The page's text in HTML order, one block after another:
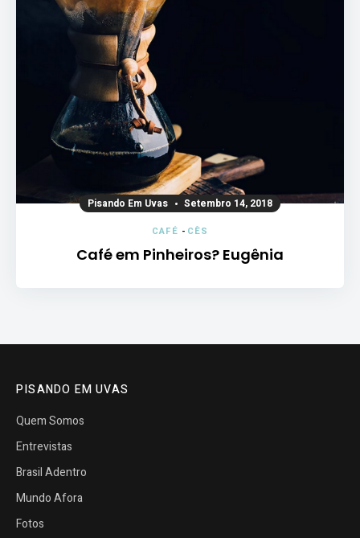
Pisando Em Uvas Setembro 14, 2018
CAFÉ - CÊS
Café em Pinheiros? Eugênia
PISANDO EM UVAS
Quem Somos
Entrevistas
Brasil Adentro
Mundo Afora
Fotos